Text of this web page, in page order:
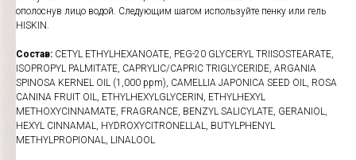
ополоснув лицо водой. Следующим шагом используйте пенку или гель
HISKIN.
Состав: CETYL ETHYLHEXANOATE, PEG-20 GLYCERYL TRIISOSTEARATE,
ISOPROPYL PALMITATE, CAPRYLIC/CAPRIC TRIGLYCERIDE, ARGANIA
SPINOSA KERNEL OIL (1,000 ppm), CAMELLIA JAPONICA SEED OIL, ROSA
CANINA FRUIT OIL, ETHYLHEXYLGLYCERIN, ETHYLHEXYL
METHOXYCINNAMATE, FRAGRANCE, BENZYL SALICYLATE, GERANIOL,
HEXYL CINNAMAL, HYDROXYCITRONELLAL, BUTYLPHENYL
METHYLPROPIONAL, LINALOOL